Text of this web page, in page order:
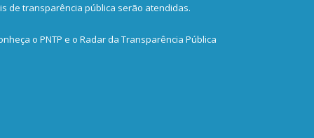
de transparência pública serão atendidas.
o PNTP e o Radar da Transparência Pública